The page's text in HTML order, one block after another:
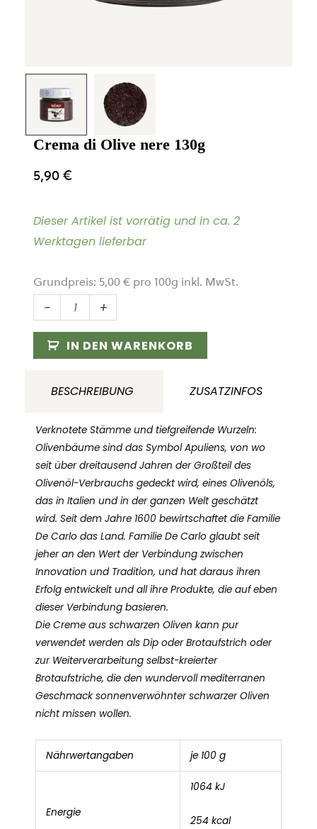
Crema di Olive nere 130g
5,90€
Dieser Artikel ist vorrätig und in ca. 2
Werktagen lieferbar
Grundpreis: 5,00 € pro 100g inkl. MwSt.
-
Crema
di
Olive
130g
+
IN DEN WARENKORB
BESCHREIBUNG ZUSATZINFOS
Verknotete Stämme und tiefgreifende Wurzeln:
Olivenbäume sind das Symbol Apuliens, von wo
seit über dreitausend Jahren der Großteil des
Olivenöl-Verbrauchs gedeckt wird, eines Olivenöls,
das in Italien und in der ganzen Welt geschätzt
wird. Seit dem Jahre 1600 bewirtschaftet die Familie
De Carlo das Land. Familie De Carlo glaubt seit
jeher an den Wert der Verbindung zwischen
Innovation und Tradition, und hat daraus ihren
Erfolg entwickelt und all ihre Produkte, die auf eben
dieser Verbindung basieren.
Die Creme aus schwarzen Oliven kann pur
verwendet werden als Dip oder Brotaufstrich oder
zur Weiterverarbeitung selbst-kreierter
Brotaufstriche, die den wundervoll mediterranen
Geschmack sonnenverwöhnter schwarzer Oliven
nicht missen wollen.
Nährwertangaben je 100 g
Energie
1064 kJ
254 kcal